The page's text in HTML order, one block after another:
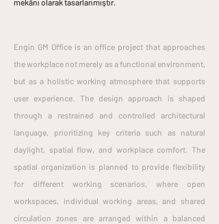
mekânı olarak tasarlanmıştır.
Engin GM Office is an office project that approaches
the workplace not merely as a functional environment,
but as a holistic working atmosphere that supports
user experience. The design approach is shaped
through a restrained and controlled architectural
language, prioritizing key criteria such as natural
daylight, spatial flow, and workplace comfort. The
spatial organization is planned to provide flexibility
for different working scenarios, where open
workspaces, individual working areas, and shared
circulation zones are arranged within a balanced